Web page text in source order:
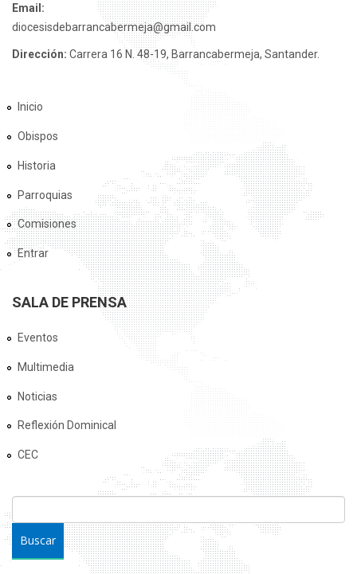
Email:
diocesisdebarrancabermeja@gmail.com
Dirección: Carrera 16 N. 48-19, Barrancabermeja, Santander.
Inicio
Obispos
Historia
Parroquias
Comisiones
Entrar
SALA DE PRENSA
Eventos
Multimedia
Noticias
Reflexión Dominical
CEC
FORMULARIO DE BÚSQUEDA